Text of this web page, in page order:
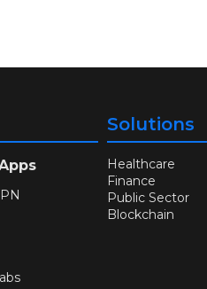
Solutions
Healthcare
Finance
Public Sector
Blockchain